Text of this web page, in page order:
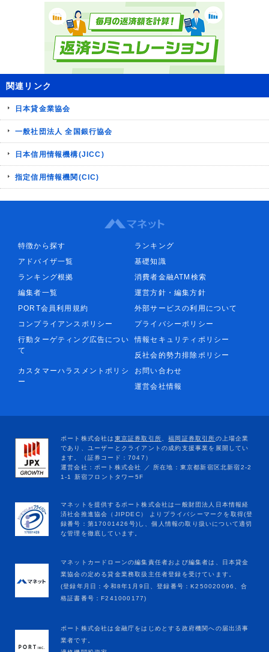
関連リンク
日本貸金業協会
一般社団法人 全国銀行協会
日本信用情報機構(JICC)
指定信用情報機関(CIC)
特徴から探す
ランキング
アドバイザ一覧
基礎知識
ランキング根拠
消費者金融ATM検索
編集者一覧
運営方針・編集方針
PORT会員利用規約
外部サービスの利用について
コンプライアンスポリシー
プライバシーポリシー
行動ターゲティング広告につい
て
情報セキュリティポリシー
反社会的勢力排除ポリシー
カスタマーハラスメントポリシ
ー
お問い合わせ
運営会社情報
マネットカードローンの編集責任者および編集者は、日本貸金
業協会の定める貸金業務取扱主任者登録を受けています。
(登録年月日：令和8年1月9日、登録番号：K250020096、合
格証書番号：F241000177)
ポート株式会社は金融庁をはじめとする政府機関への届出済事
業者です。